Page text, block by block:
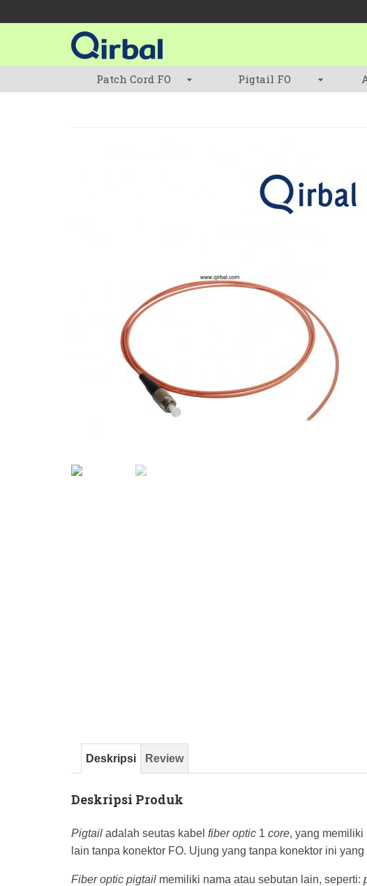
Patch Cord FO Pigtail FO
Deskripsi Review
Deskripsi Produk
Pigtail adalah seutas kabel fiber optic 1 core, yang
lain tanpa konektor FO. Ujung yang tanpa konektor ini
Fiber optic pigtail memiliki nama atau sebutan lain, seperti: